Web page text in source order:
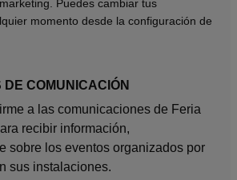
Puedes cambiar tus
momento desde la configuración de
COMUNICACIÓN
a las comunicaciones de Feria
recibir información,
sobre los eventos organizados por
sus instalaciones.